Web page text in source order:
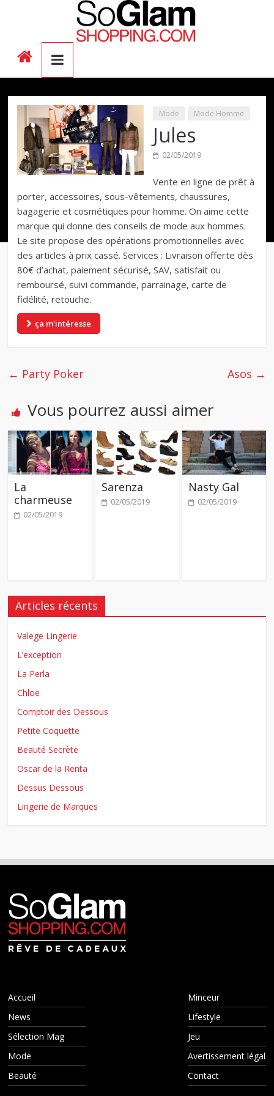
Mode Mode Homme
Jules
02/05/2019
Vente en ligne de prêt à
porter, accessoires, sous-vêtements, chaussures,
bagagerie et cosmétiques pour homme. On aime cette
marque qui donne des conseils de mode aux hommes.
Le site propose des opérations promotionnelles avec
des articles à prix cassé. Services : Livraison offerte dès
80€ d’achat, paiement sécurisé, SAV, satisfait ou
remboursé, suivi commande, parrainage, carte de
fidélité, retouche.
ça m'intéresse
← Party Poker Asos →
Vous pourrez aussi aimer
La
charmeuse
02/05/2019
Sarenza
02/05/2019
Nasty Gal
02/05/2019
Articles récents
Valege Lingerie
L’exception
La Perla
Chloe
Comptoir des Dessous
Petite Coquette
Beauté Secrète
Oscar de la Renta
Dessus Dessous
Lingerie de Marques
Accueil
News
Sélection Mag
Mode
Beauté
Minceur
Lifestyle
Jeu
Avertissement légal
Contact